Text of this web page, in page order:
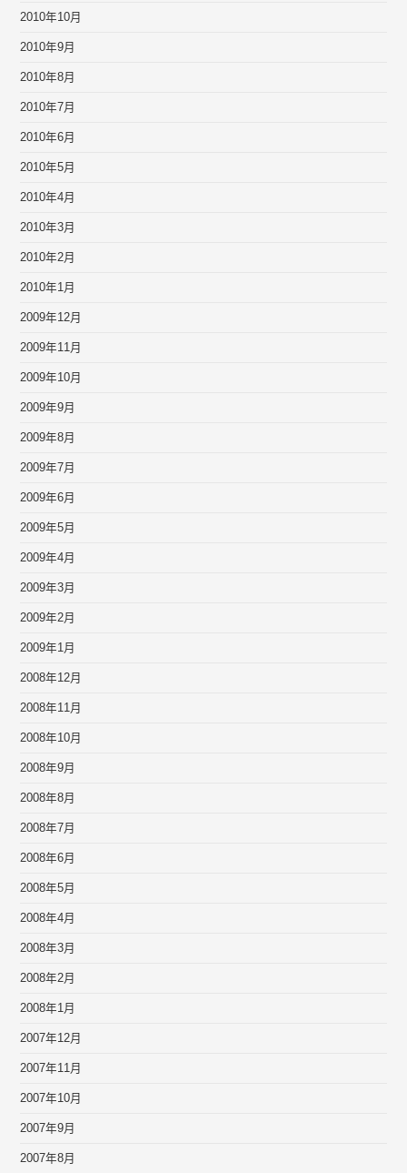
2010年10月
2010年9月
2010年8月
2010年7月
2010年6月
2010年5月
2010年4月
2010年3月
2010年2月
2010年1月
2009年12月
2009年11月
2009年10月
2009年9月
2009年8月
2009年7月
2009年6月
2009年5月
2009年4月
2009年3月
2009年2月
2009年1月
2008年12月
2008年11月
2008年10月
2008年9月
2008年8月
2008年7月
2008年6月
2008年5月
2008年4月
2008年3月
2008年2月
2008年1月
2007年12月
2007年11月
2007年10月
2007年9月
2007年8月